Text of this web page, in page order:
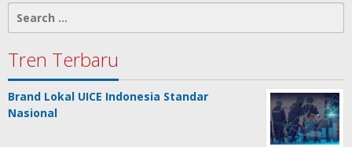
for:
Tren Terbaru
Brand Lokal UICE Indonesia Standar
Nasional